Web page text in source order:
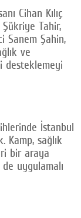
Cihan Kılıç
Tahir,
Sanem Şahin,
ve
desteklemeyi
İstanbul
Kamp, sağlık
bir araya
uygulamalı